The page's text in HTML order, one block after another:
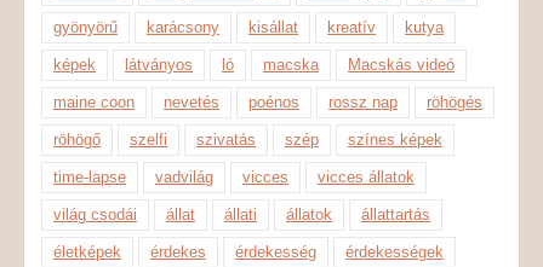
gyönyörű karácsony kisállat kreatív kutya
képek látványos ló macska Macskás videó
maine coon nevetés poénos rossz nap röhögés
röhögő szelfi szivatás szép színes képek
time-lapse vadvilág vicces vicces állatok
világ csodái állat állati állatok állattartás
életképek érdekes érdekesség érdekességek